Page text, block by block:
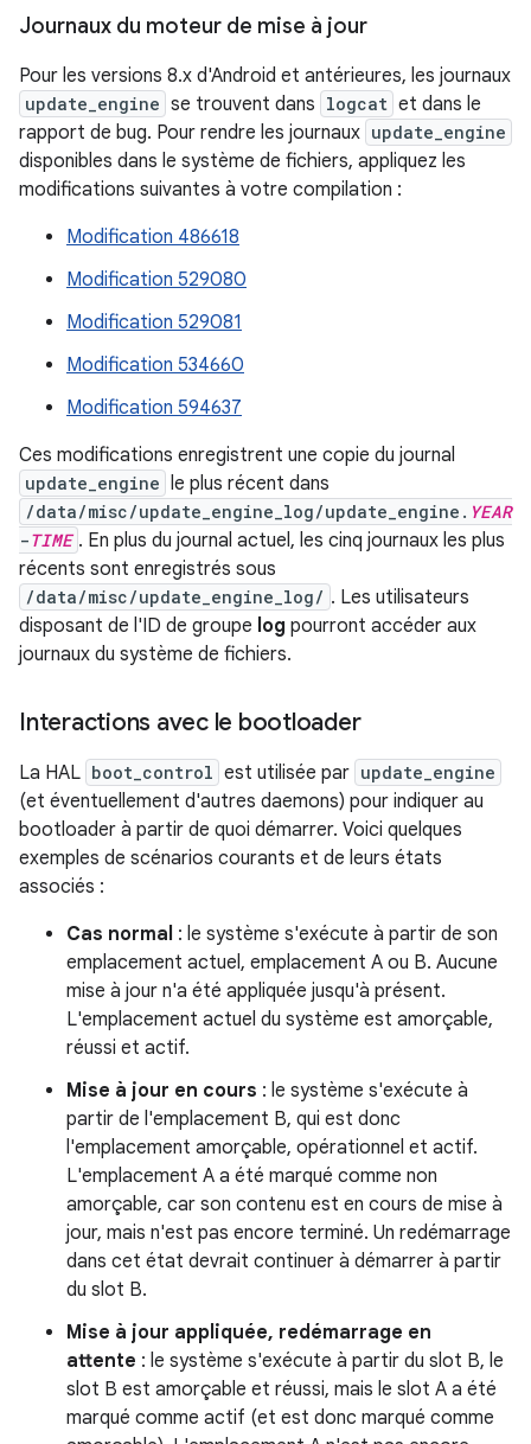
Journaux du moteur de mise à jour
Pour les versions 8.x d'Android et antérieures, les journaux
update_engine se trouvent dans logcat et dans le
rapport de bug. Pour rendre les journaux update_engine
disponibles dans le système de fichiers, appliquez les
modifications suivantes à votre compilation :
Modification 486618
Modification 529080
Modification 529081
Modification 534660
Modification 594637
Ces modifications enregistrent une copie du journal
update_engine le plus récent dans
/data/misc/update_engine_log/update_engine. YEAR
-TIME . En plus du journal actuel, les cinq journaux les plus
récents sont enregistrés sous
/data/misc/update_engine_log/ . Les utilisateurs
disposant de l'ID de groupe log pourront accéder aux
journaux du système de fichiers.
Interactions avec le bootloader
La HAL boot_control est utilisée par update_engine
(et éventuellement d'autres daemons) pour indiquer au
bootloader à partir de quoi démarrer. Voici quelques
exemples de scénarios courants et de leurs états
associés :
Cas normal : le système s'exécute à partir de son
emplacement actuel, emplacement A ou B. Aucune
mise à jour n'a été appliquée jusqu'à présent.
L'emplacement actuel du système est amorçable,
réussi et actif.
Mise à jour en cours : le système s'exécute à
partir de l'emplacement B, qui est donc
l'emplacement amorçable, opérationnel et actif.
L'emplacement A a été marqué comme non
amorçable, car son contenu est en cours de mise à
jour, mais n'est pas encore terminé. Un redémarrage
dans cet état devrait continuer à démarrer à partir
du slot B.
Mise à jour appliquée, redémarrage en
attente : le système s'exécute à partir du slot B, le
slot B est amorçable et réussi, mais le slot A a été
marqué comme actif (et est donc marqué comme